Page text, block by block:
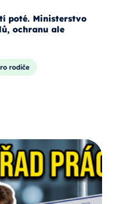
poté. Ministerstvo
ochranu ale
rodiče